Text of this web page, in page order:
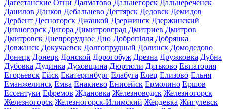
Дагестанские Огни Далматово Дальнегорск Дальнереченск
Данилов Данков Дебальцево Дегтярск Дедовск Демидов
Дербент Десногорск Джанкой Дзержинск Дзержинский
Дивногорск Дигора Димитровград Дмитриев Дмитров
Дмитровск Днепрорудное Дно Добропілля Добрянка
Довжанск Докучаевск Долгопрудный Долинск Домодедово
Донецк Донецк Донской Дорогобуж Дрезна Дружковка Дубна
Дубовка Дудинка Духовщина Дюртюли Дятьково Евпатория
Егорьевск Ейск Екатеринбург Елабуга Елец Елизово Ельня
Еманжелинск Емва Енакиево Енисейск Ермолино Ершов
Ессентуки Ефремов Ждановка Железноводск Железногорск
Железногорск Железногорск-Илимский Жердевка Жигулевск